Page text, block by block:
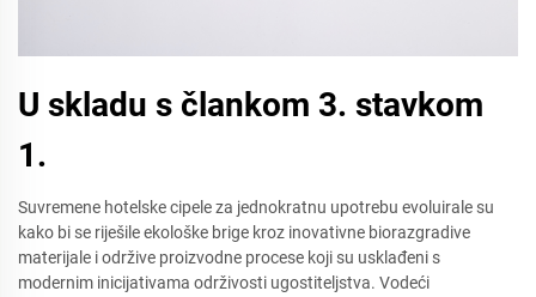
U skladu s člankom 3. stavkom
1.
Suvremene hotelske cipele za jednokratnu upotrebu evoluirale su
kako bi se riješile ekološke brige kroz inovativne biorazgradive
materijale i održive proizvodne procese koji su usklađeni s
modernim inicijativama održivosti ugostiteljstva. Vodeći